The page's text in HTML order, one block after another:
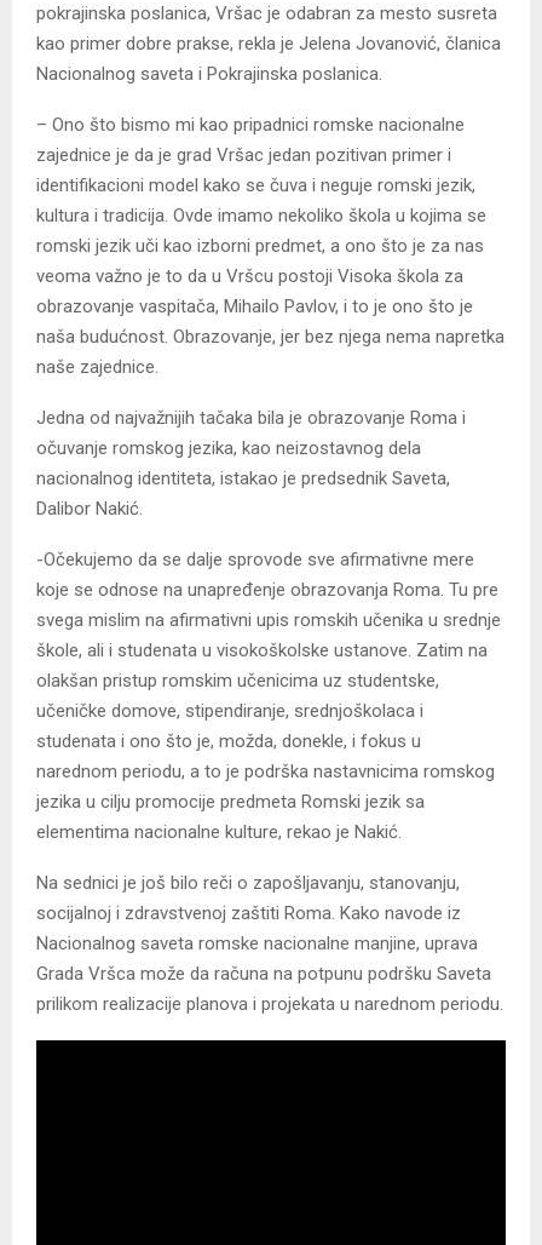
pokrajinska poslanica, Vršac je odabran za mesto susreta
kao primer dobre prakse, rekla je Jelena Jovanović, članica
Nacionalnog saveta i Pokrajinska poslanica.
– Ono što bismo mi kao pripadnici romske nacionalne
zajednice je da je grad Vršac jedan pozitivan primer i
identifikacioni model kako se čuva i neguje romski jezik,
kultura i tradicija. Ovde imamo nekoliko škola u kojima se
romski jezik uči kao izborni predmet, a ono što je za nas
veoma važno je to da u Vršcu postoji Visoka škola za
obrazovanje vaspitača, Mihailo Pavlov, i to je ono što je
naša budućnost. Obrazovanje, jer bez njega nema napretka
naše zajednice.
Jedna od najvažnijih tačaka bila je obrazovanje Roma i
očuvanje romskog jezika, kao neizostavnog dela
nacionalnog identiteta, istakao je predsednik Saveta,
Dalibor Nakić.
-Očekujemo da se dalje sprovode sve afirmativne mere
koje se odnose na unapređenje obrazovanja Roma. Tu pre
svega mislim na afirmativni upis romskih učenika u srednje
škole, ali i studenata u visokoškolske ustanove. Zatim na
olakšan pristup romskim učenicima uz studentske,
učeničke domove, stipendiranje, srednjoškolaca i
studenata i ono što je, možda, donekle, i fokus u
narednom periodu, a to je podrška nastavnicima romskog
jezika u cilju promocije predmeta Romski jezik sa
elementima nacionalne kulture, rekao je Nakić.
Na sednici je još bilo reči o zapošljavanju, stanovanju,
socijalnoj i zdravstvenoj zaštiti Roma. Kako navode iz
Nacionalnog saveta romske nacionalne manjine, uprava
Grada Vršca može da računa na potpunu podršku Saveta
prilikom realizacije planova i projekata u narednom periodu.